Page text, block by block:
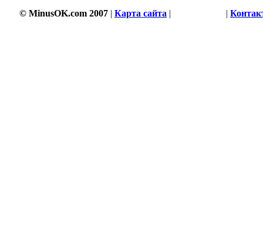
© MinusOK.com 2007 | Карта сайта | |